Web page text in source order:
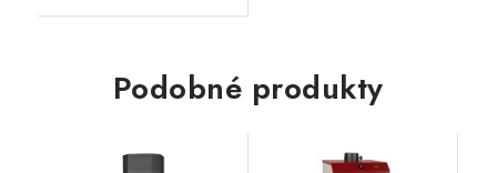
hrdlem kamen a...Podobné produkty